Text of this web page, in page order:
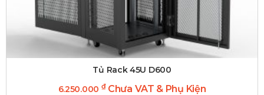
Tủ Rack 45U D600
6.250.000 ₫Chưa VAT & Phụ Kiện